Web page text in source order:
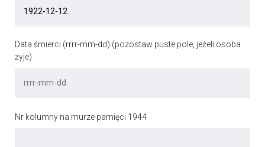
Data śmierci (rrrr-mm-dd) (pozostaw puste pole, jeżeli osoba
żyje)
Nr kolumny na murze pamięci 1944